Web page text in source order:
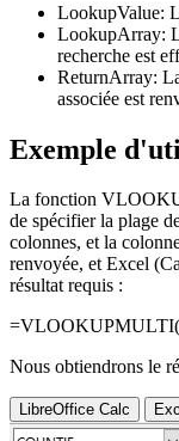
LookupValue:
LookupArray:
recherche est
ReturnArray:
associée est
Exemple
La fonction
de spécifier la plage
colonnes, et la
renvoyée, et Excel
résultat requis :
=VLOOKUPMULTI(
Nous obtiendrons le
LibreOffice Calc